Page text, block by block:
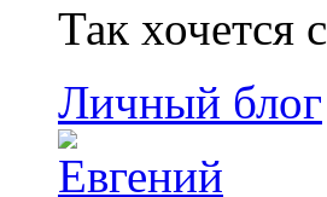
Так хочется
Личный блог